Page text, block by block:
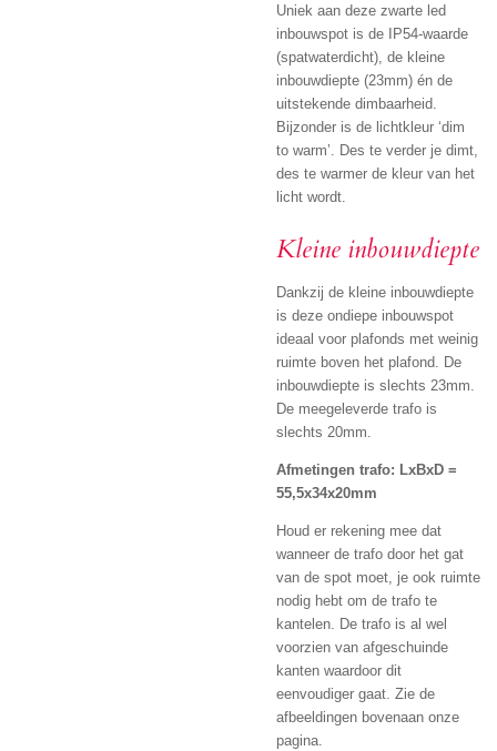
Uniek aan deze zwarte led
inbouwspot is de IP54-waarde
(spatwaterdicht), de kleine
inbouwdiepte (23mm) én de
uitstekende dimbaarheid.
Bijzonder is de lichtkleur ‘dim
to warm’. Des te verder je dimt,
des te warmer de kleur van het
licht wordt.
Kleine inbouwdiepte
Dankzij de kleine inbouwdiepte
is deze ondiepe inbouwspot
ideaal voor plafonds met weinig
ruimte boven het plafond. De
inbouwdiepte is slechts 23mm.
De meegeleverde trafo is
slechts 20mm.
Afmetingen trafo: LxBxD =
55,5x34x20mm
Houd er rekening mee dat
wanneer de trafo door het gat
van de spot moet, je ook ruimte
nodig hebt om de trafo te
kantelen. De trafo is al wel
voorzien van afgeschuinde
kanten waardoor dit
eenvoudiger gaat. Zie de
afbeeldingen bovenaan onze
pagina.